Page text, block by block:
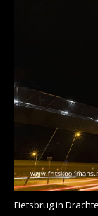
Fietsbrug in